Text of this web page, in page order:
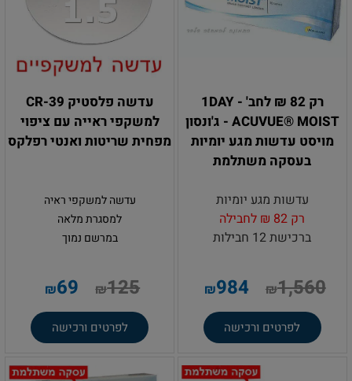
רק 82 ₪ לחב' - 1DAY
ACUVUE® MOIST - ג'ונסון
מויסט עדשות מגע יומיות
בעסקה משתלמת
עדשות מגע יומיות
רק 82 ₪ לחבילה
ברכישת 12 חבילות
₪1,560
₪984
לפרטים ורכישה
עדשה פלסטיק CR-39
למשקפי ראייה עם ציפוי
מפחית שריטות ואנטי רפלקס
עדשה למשקפי ראיה
למסגרת מלאה
במרשם נמוך
₪125
₪69
לפרטים ורכישה